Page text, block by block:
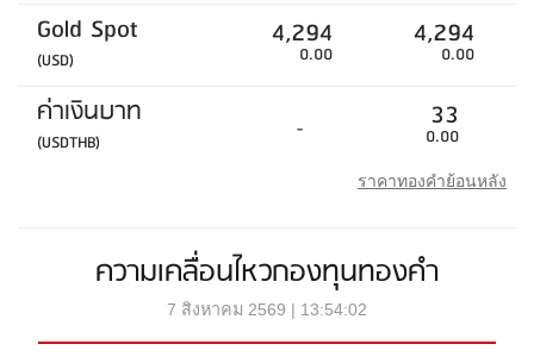
Gold Spot
(USD)
4,294
0.00
4,294
0.00
ค่าเงินบาท
(USDTHB) - 33
0.00
ราคาทองคำย้อนหลัง
ความเคลื่อนไหวกองทุนทองคำ
7 สิงหาคม 2569 | 13:54:02